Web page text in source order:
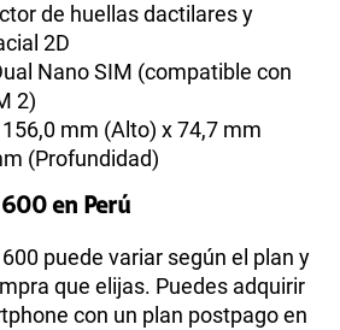
de huellas dactilares y
2D
Nano SIM (compatible con
2)
156,0 mm (Alto) x 74,7 mm
(Profundidad)
en Perú
puede variar según el plan y
que elijas. Puedes adquirir
con un plan postpago en